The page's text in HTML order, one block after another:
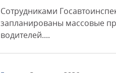
Сотрудниками
запланированы массовые
водителей....